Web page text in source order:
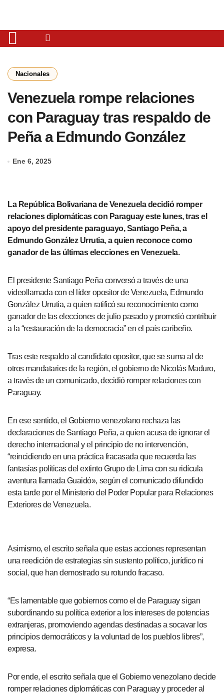
Nacionales
Venezuela rompe relaciones
con Paraguay tras respaldo de
Peña a Edmundo González
Ene 6, 2025
La República Bolivariana de Venezuela decidió romper
relaciones diplomáticas con Paraguay este lunes, tras el
apoyo del presidente paraguayo, Santiago Peña, a
Edmundo González Urrutia, a quien reconoce como
ganador de las últimas elecciones en Venezuela.
El presidente Santiago Peña conversó a través de una
videollamada con el líder opositor de Venezuela, Edmundo
González Urrutia, a quien ratificó su reconocimiento como
ganador de las elecciones de julio pasado y prometió contribuir
a la “restauración de la democracia” en el país caribeño.
Tras este respaldo al candidato opositor, que se suma al de
otros mandatarios de la región, el gobierno de Nicolás Maduro,
a través de un comunicado, decidió romper relaciones con
Paraguay.
En ese sentido, el Gobierno venezolano rechaza las
declaraciones de Santiago Peña, a quien acusa de ignorar el
derecho internacional y el principio de no intervención,
“reincidiendo en una práctica fracasada que recuerda las
fantasías políticas del extinto Grupo de Lima con su ridícula
aventura llamada Guaidó», según el comunicado difundido
esta tarde por el Ministerio del Poder Popular para Relaciones
Exteriores de Venezuela.
Asimismo, el escrito señala que estas acciones representan
una reedición de estrategias sin sustento político, jurídico ni
social, que han demostrado su rotundo fracaso.
“Es lamentable que gobiernos como el de Paraguay sigan
subordinando su política exterior a los intereses de potencias
extranjeras, promoviendo agendas destinadas a socavar los
principios democráticos y la voluntad de los pueblos libres”,
expresa.
Por ende, el escrito señala que el Gobierno venezolano decide
romper relaciones diplomáticas con Paraguay y proceder al